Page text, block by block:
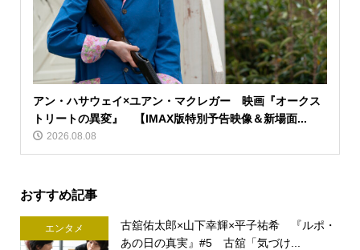
アン・ハサウェイ×ユアン・マクレガー 映画『オークス
トリートの異変』 【IMAX版特別予告映像＆新場面...
2026.08.08
おすすめ記事
エンタメ
古舘佑太郎×山下幸輝×平子祐希 『ルポ・
あの日の真実』#5 古舘「気づけ...